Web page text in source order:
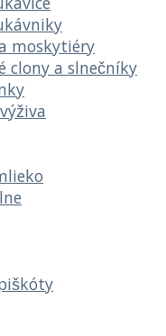
moskytiéry
clony a slnečníky